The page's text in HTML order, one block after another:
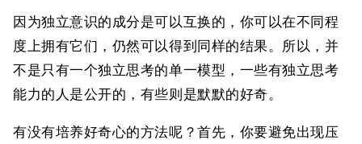
因为独立意识的成分是可以互换的，你可以在不同程
度上拥有它们，仍然可以得到同样的结果。所以，并
不是只有一个独立思考的单一模型，一些有独立思考
能力的人是公开的，有些则是默默的好奇。
有没有培养好奇心的方法呢？首先，你要避免出现压